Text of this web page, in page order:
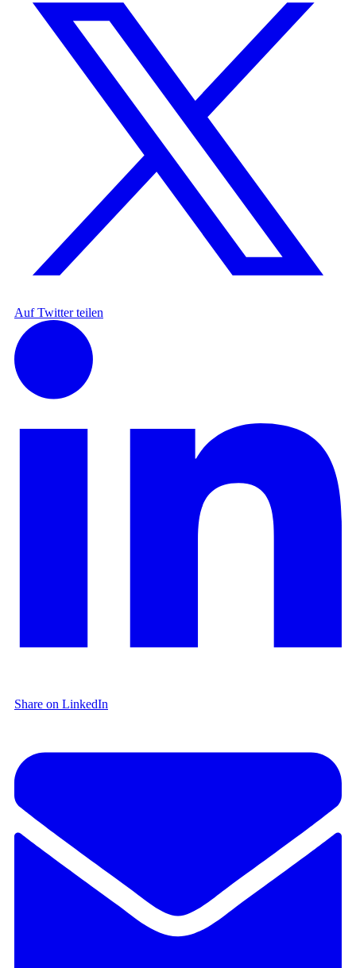
Auf Twitter teilen
Share on LinkedIn